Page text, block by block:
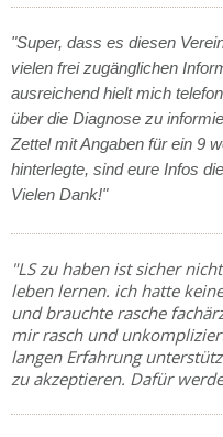
"Super, dass es diesen
vielen frei zugänglichen
ausreichend hielt mich
über die Diagnose zu
Zettel mit Angaben für ein 9
hinterlegte, sind eure Infos
Vielen Dank!"
"LS zu haben ist sicher
leben lernen. ich hatte
und brauchte rasche
mir rasch und
langen Erfahrung
zu akzeptieren. Dafür